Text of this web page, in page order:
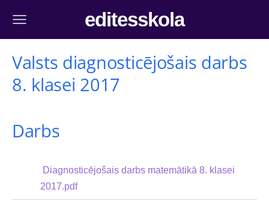
editesskola
Valsts diagnosticējošais darbs
8. klasei 2017
Darbs
Diagnosticējošais darbs matemātikā 8. klasei
2017.pdf